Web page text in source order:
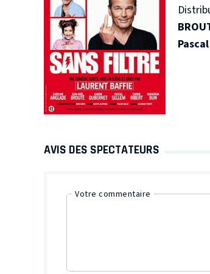
AVIS DES SPECTATEURS
Votre commentaire